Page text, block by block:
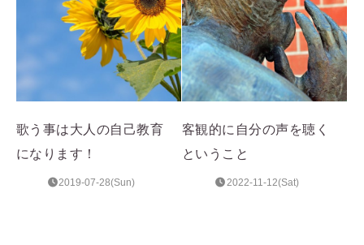
歌う事は大人の自己教育
になります！
2019-07-28(Sun)
客観的に自分の声を聴く
ということ
2022-11-12(Sat)